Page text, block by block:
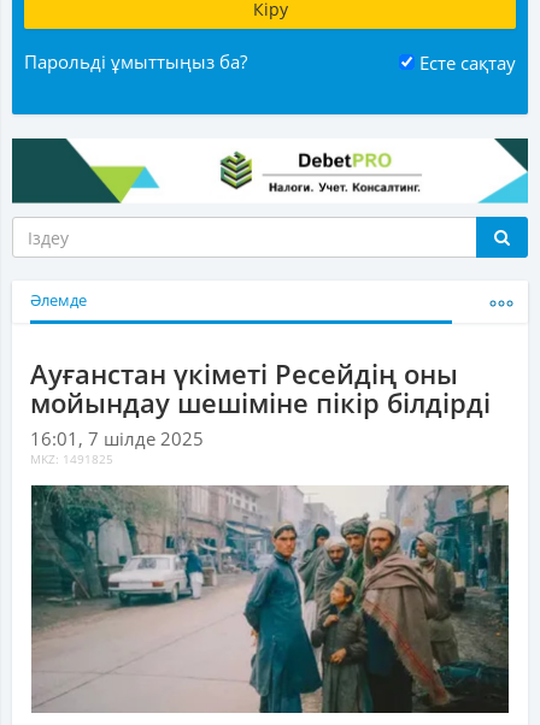
Парольді ұмыттыңыз ба? Есте сақтау
Әлемде
Ауғанстан үкіметі Ресейдің оны
мойындау шешіміне пікір білдірді
16:01, 7 шілде 2025
MKZ: 1491825